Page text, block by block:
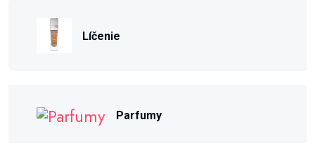
Líčenie
Parfumy